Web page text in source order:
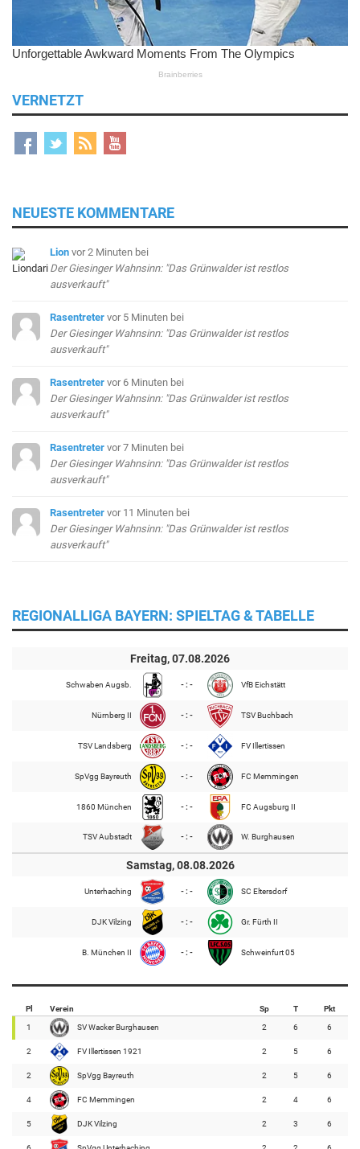
VERNETZT
NEUESTE KOMMENTARE
Lion vor 2 Minuten bei
Der Giesinger Wahnsinn: "Das Grünwalder ist restlos
ausverkauft"
Rasentreter vor 5 Minuten bei
Der Giesinger Wahnsinn: "Das Grünwalder ist restlos
ausverkauft"
Rasentreter vor 6 Minuten bei
Der Giesinger Wahnsinn: "Das Grünwalder ist restlos
ausverkauft"
Rasentreter vor 7 Minuten bei
Der Giesinger Wahnsinn: "Das Grünwalder ist restlos
ausverkauft"
Rasentreter vor 11 Minuten bei
Der Giesinger Wahnsinn: "Das Grünwalder ist restlos
ausverkauft"
REGIONALLIGA BAYERN: SPIELTAG & TABELLE
Freitag, 07.08.2026
Schwaben Augsb. - : - VfB Eichstätt
Nürnberg II - : - TSV Buchbach
TSV Landsberg - : - FV Illertissen
SpVgg Bayreuth - : - FC Memmingen
1860 München - : - FC Augsburg II
TSV Aubstadt - : - W. Burghausen
Samstag, 08.08.2026
Unterhaching - : - SC Eltersdorf
DJK Vilzing - : - Gr. Fürth II
B. München II - : - Schweinfurt 05
Pl Verein Sp T Pkt
1 SV Wacker Burghausen 2 6 6
2 FV Illertissen 1921 2 5 6
2 SpVgg Bayreuth 2 5 6
4 FC Memmingen 2 4 6
5 DJK Vilzing 2 3 6